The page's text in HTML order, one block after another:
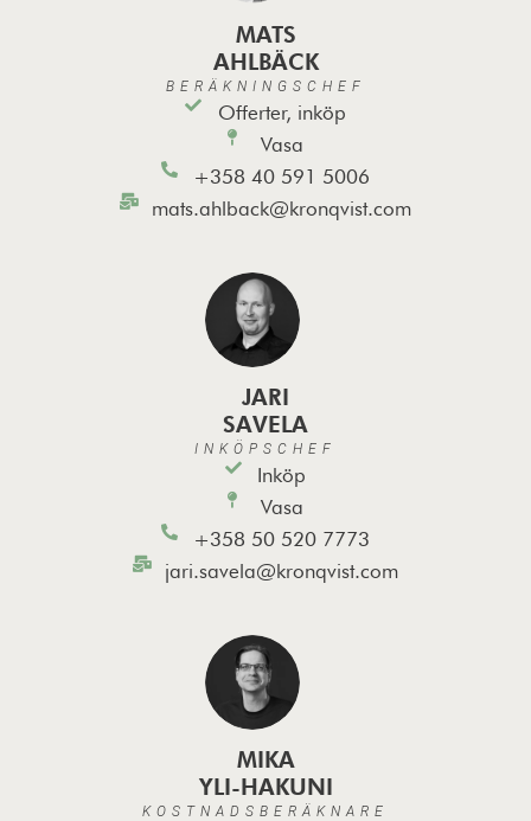
MATS
AHLBÄCK
BERÄKNINGSCHEF
Offerter, inköp
Vasa
+358 40 591 5006
mats.ahlback@kronqvist.com
JARI
SAVELA
INKÖPSCHEF
Inköp
Vasa
+358 50 520 7773
jari.savela@kronqvist.com
MIKA
YLI-HAKUNI
KOSTNADSBERÄKNARE